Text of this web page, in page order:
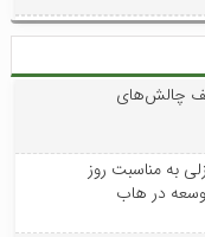
چالش‌های
به مناسبت روز
در هاب